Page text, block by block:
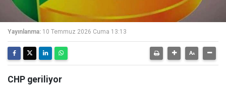
Yayınlanma: 10 Temmuz 2026 Cuma 13:13
CHP geriliyor